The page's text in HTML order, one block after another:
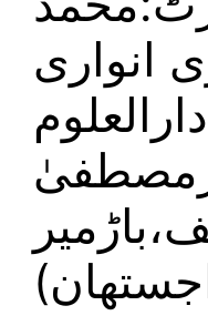
انواری